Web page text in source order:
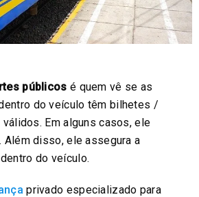
públicos é quem vê se as
do veículo têm bilhetes /
Em alguns casos, ele
disso, ele assegura a
do veículo.
privado especializado para